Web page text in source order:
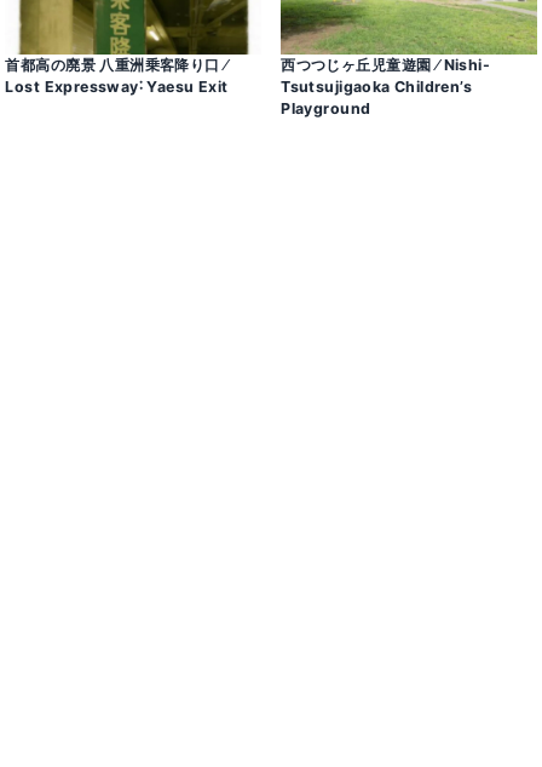
首都高の廃景 八重洲乗客降り口 ⁄
Lost Expressway˸ Yaesu Exit
西つつじヶ丘児童遊園 ⁄ Nishi-
Tsutsujigaoka Children’s
Playground